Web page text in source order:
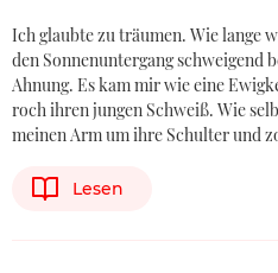
Ich glaubte zu träumen. Wie lange
den Sonnenuntergang schweigend
Ahnung. Es kam mir wie eine
roch ihren jungen Schweiß. Wie
meinen Arm um ihre Schulter und
Lesen